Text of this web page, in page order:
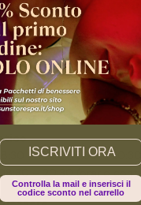
– 13:00; 15.30 – 20:30
– 20:30 (orario
Email
Controlla la mail e inserisci il
codice sconto nel carrello